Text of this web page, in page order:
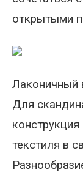
открытыми
Лаконичный
Для
конструкция
текстиля в